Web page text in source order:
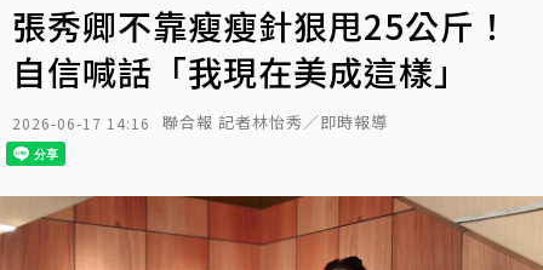
張秀卿不靠瘦瘦針狠甩25公斤！
自信喊話「我現在美成這樣」
2026-06-17 14:16 聯合報 記者林怡秀／即時報導